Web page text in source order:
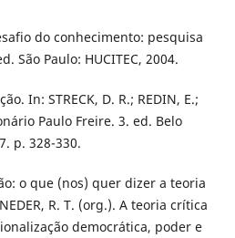
do conhecimento: pesquisa
São Paulo: HUCITEC, 2004.
In: STRECK, D. R.; REDIN, E.;
Paulo Freire. 3. ed. Belo
p. 328-330.
o que (nos) quer dizer a teoria
R. T. (org.). A teoria crítica
democrática, poder e